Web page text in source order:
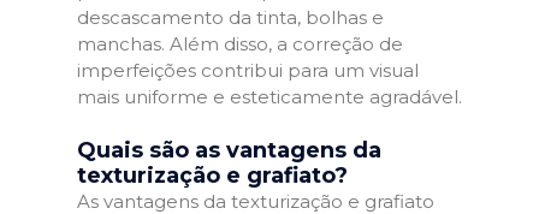
descascamento da tinta, bolhas e
manchas. Além disso, a correção de
imperfeições contribui para um visual
mais uniforme e esteticamente agradável.
Quais são as vantagens da
texturização e grafiato?
As vantagens da texturização e grafiato